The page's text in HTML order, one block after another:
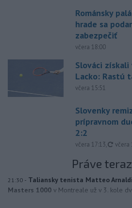
Románsky
hrade sa
zabezpečiť
včera 18:00
Slováci získali
Lacko: Rastú
včera 15:51
Slovenky
prípravnom
2:2
včera 17:13, včera
Práve teraz
21:30 - Taliansky tenista Matteo
Masters 1000 v Montreale už v 3. kole